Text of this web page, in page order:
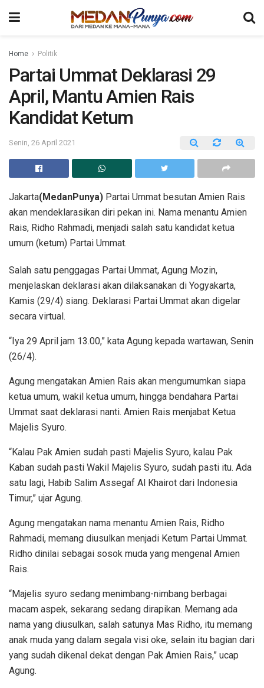
Home Politik
Partai Ummat Deklarasi 29
April, Mantu Amien Rais
Kandidat Ketum
Senin, 26 April 2021
Jakarta(MedanPunya) Partai Ummat besutan Amien Rais
akan mendeklarasikan diri pekan ini. Nama menantu Amien
Rais, Ridho Rahmadi, menjadi salah satu kandidat ketua
umum (ketum) Partai Ummat.
Salah satu penggagas Partai Ummat, Agung Mozin,
menjelaskan deklarasi akan dilaksanakan di Yogyakarta,
Kamis (29/4) siang. Deklarasi Partai Ummat akan digelar
secara virtual.
“Iya 29 April jam 13.00,” kata Agung kepada wartawan, Senin
(26/4).
Agung mengatakan Amien Rais akan mengumumkan siapa
ketua umum, wakil ketua umum, hingga bendahara Partai
Ummat saat deklarasi nanti. Amien Rais menjabat Ketua
Majelis Syuro.
“Kalau Pak Amien sudah pasti Majelis Syuro, kalau Pak
Kaban sudah pasti Wakil Majelis Syuro, sudah pasti itu. Ada
satu lagi, Habib Salim Assegaf Al Khairot dari Indonesia
Timur,” ujar Agung.
Agung mengatakan nama menantu Amien Rais, Ridho
Rahmadi, memang diusulkan menjadi Ketum Partai Ummat.
Ridho dinilai sebagai sosok muda yang mengenal Amien
Rais.
“Majelis syuro sedang menimbang-nimbang berbagai
macam aspek, sekarang sedang dirapikan. Memang ada
nama yang diusulkan, salah satunya Mas Ridho, itu memang
anak muda yang dalam segala visi oke, selain itu bagian dari
yang sudah dikenal dekat dengan Pak Amien Rais,” ucap
Agung.